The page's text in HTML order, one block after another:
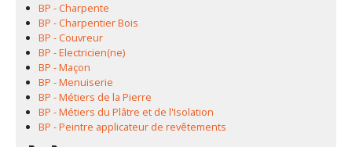
BP - Charpente
BP - Charpentier Bois
BP - Couvreur
BP - Electricien(ne)
BP - Maçon
BP - Menuiserie
BP - Métiers de la Pierre
BP - Métiers du Plâtre et de l'Isolation
BP - Peintre applicateur de revêtements